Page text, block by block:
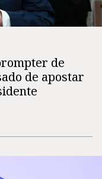
de
de apostar